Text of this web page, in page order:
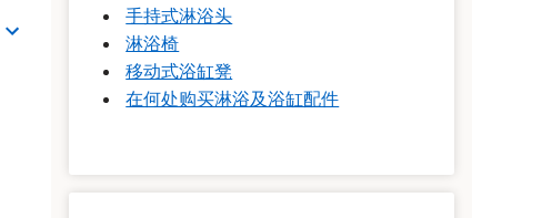
手持式淋浴头
淋浴椅
移动式浴缸凳
在何处购买淋浴及浴缸配件